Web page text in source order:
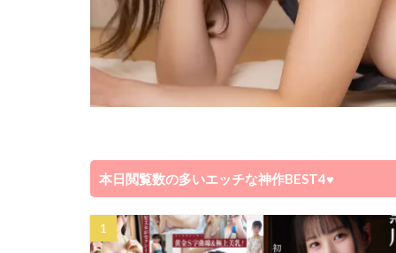
本日閲覧数の多いエッチな神作BEST4♥️